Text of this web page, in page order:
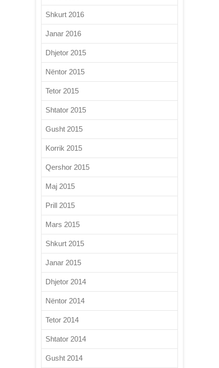
Shkurt 2016
Janar 2016
Dhjetor 2015
Nëntor 2015
Tetor 2015
Shtator 2015
Gusht 2015
Korrik 2015
Qershor 2015
Maj 2015
Prill 2015
Mars 2015
Shkurt 2015
Janar 2015
Dhjetor 2014
Nëntor 2014
Tetor 2014
Shtator 2014
Gusht 2014